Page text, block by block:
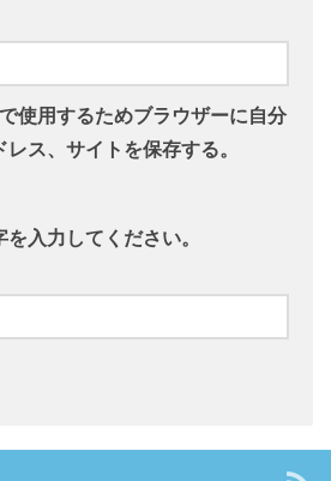
使用するためブラウザーに自分
ス、サイトを保存する。
を入力してください。